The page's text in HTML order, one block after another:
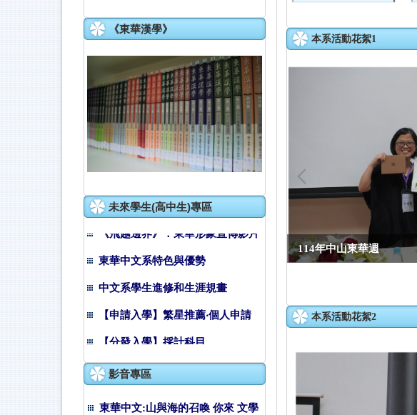
《東華漢學》
未來學生(高中生)專區
選東華好理由
《飛越邊界》：東華形象宣傳影片
Collego：大學選才及高中育才輔
影音專區
東華中文:山與海的召喚 你來 文學
本系活動花絮1
114年中山東華週
本系活動花絮2